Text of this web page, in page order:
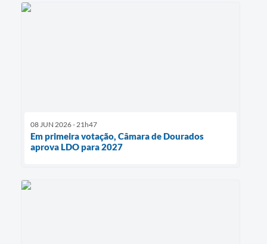
08 JUN 2026 - 21h47
Em primeira votação, Câmara de Dourados
aprova LDO para 2027